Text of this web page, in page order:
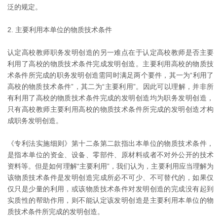
泛的规定。
2. 主要利用本单位的物质技术条件
认定高校教师职务发明创造的另一难点在于认定高校教师是否主要
利用了高校的物质技术条件完成发明创造。主要利用高校的物质技
术条件所完成的职务发明创造需同时满足两个要件，其一为“利用了
高校的物质技术条件”，其二为“主要利用”。因此可以理解，并非所
有利用了高校的物质技术条件完成的发明创造均为职务发明创造，
只有高校教师主要利用高校的物质技术条件所完成的发明创造才构
成职务发明创造。
《专利法实施细则》第十二条第二款指出本单位的物质技术条件，
是指本单位的资金、设备、零部件、原材料或者不对外公开的技术
资料等。但是如何理解“主要利用”，我们认为，主要利用应当理解为
该物质技术条件是发明创造完成所必不可少、不可替代的，如果仅
仅只是少量的利用，或该物质技术条件对发明创造的完成没有起到
实质性的帮助作用，则不能认定该发明创造是主要利用本单位的物
质技术条件所完成的发明创造。